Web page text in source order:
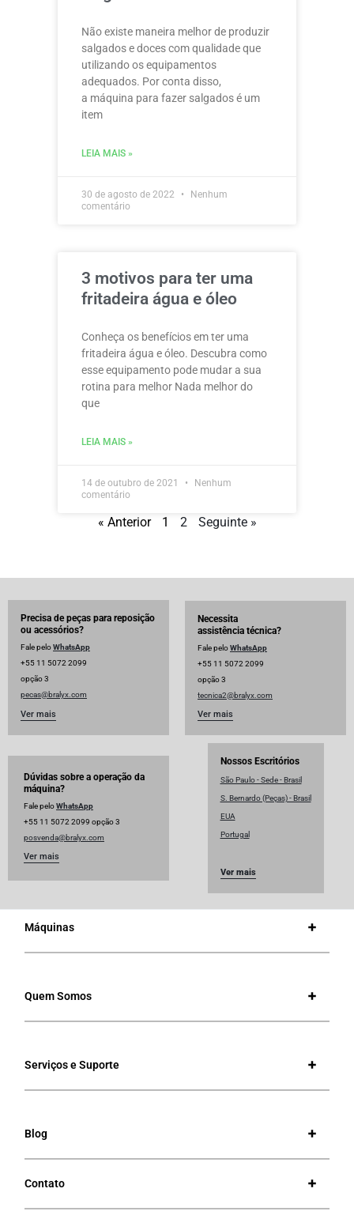
Não existe maneira melhor de produzir
salgados e doces com qualidade que
utilizando os equipamentos
adequados. Por conta disso,
a máquina para fazer salgados é um
item
LEIA MAIS »
30 de agosto de 2022
Nenhum
comentário
3 motivos para ter uma
fritadeira água e óleo
Conheça os benefícios em ter uma
fritadeira água e óleo. Descubra como
esse equipamento pode mudar a sua
rotina para melhor Nada melhor do
que
LEIA MAIS »
14 de outubro de 2021
Nenhum
comentário
« Anterior 1 2 Seguinte »
Precisa de peças para reposição
ou acessórios?
Fale peloWhatsApp
+55 11 5072 2099
opção 3
pecas@bralyx.com
Ver mais
Necessita
assistência técnica?
Fale peloWhatsApp
+55 11 5072 2099
opção 3
tecnica2@bralyx.com
Ver mais
Dúvidas sobre a operação da
máquina?
Fale peloWhatsApp
+55 11 5072 2099 opção 3
posvenda@bralyx.com
Ver mais
Nossos Escritórios
São Paulo - Sede - Brasil
S. Bernardo (Peças) - Brasil
EUA
Portugal
Ver mais
Máquinas
Quem Somos
Serviços e Suporte
Blog
Contato